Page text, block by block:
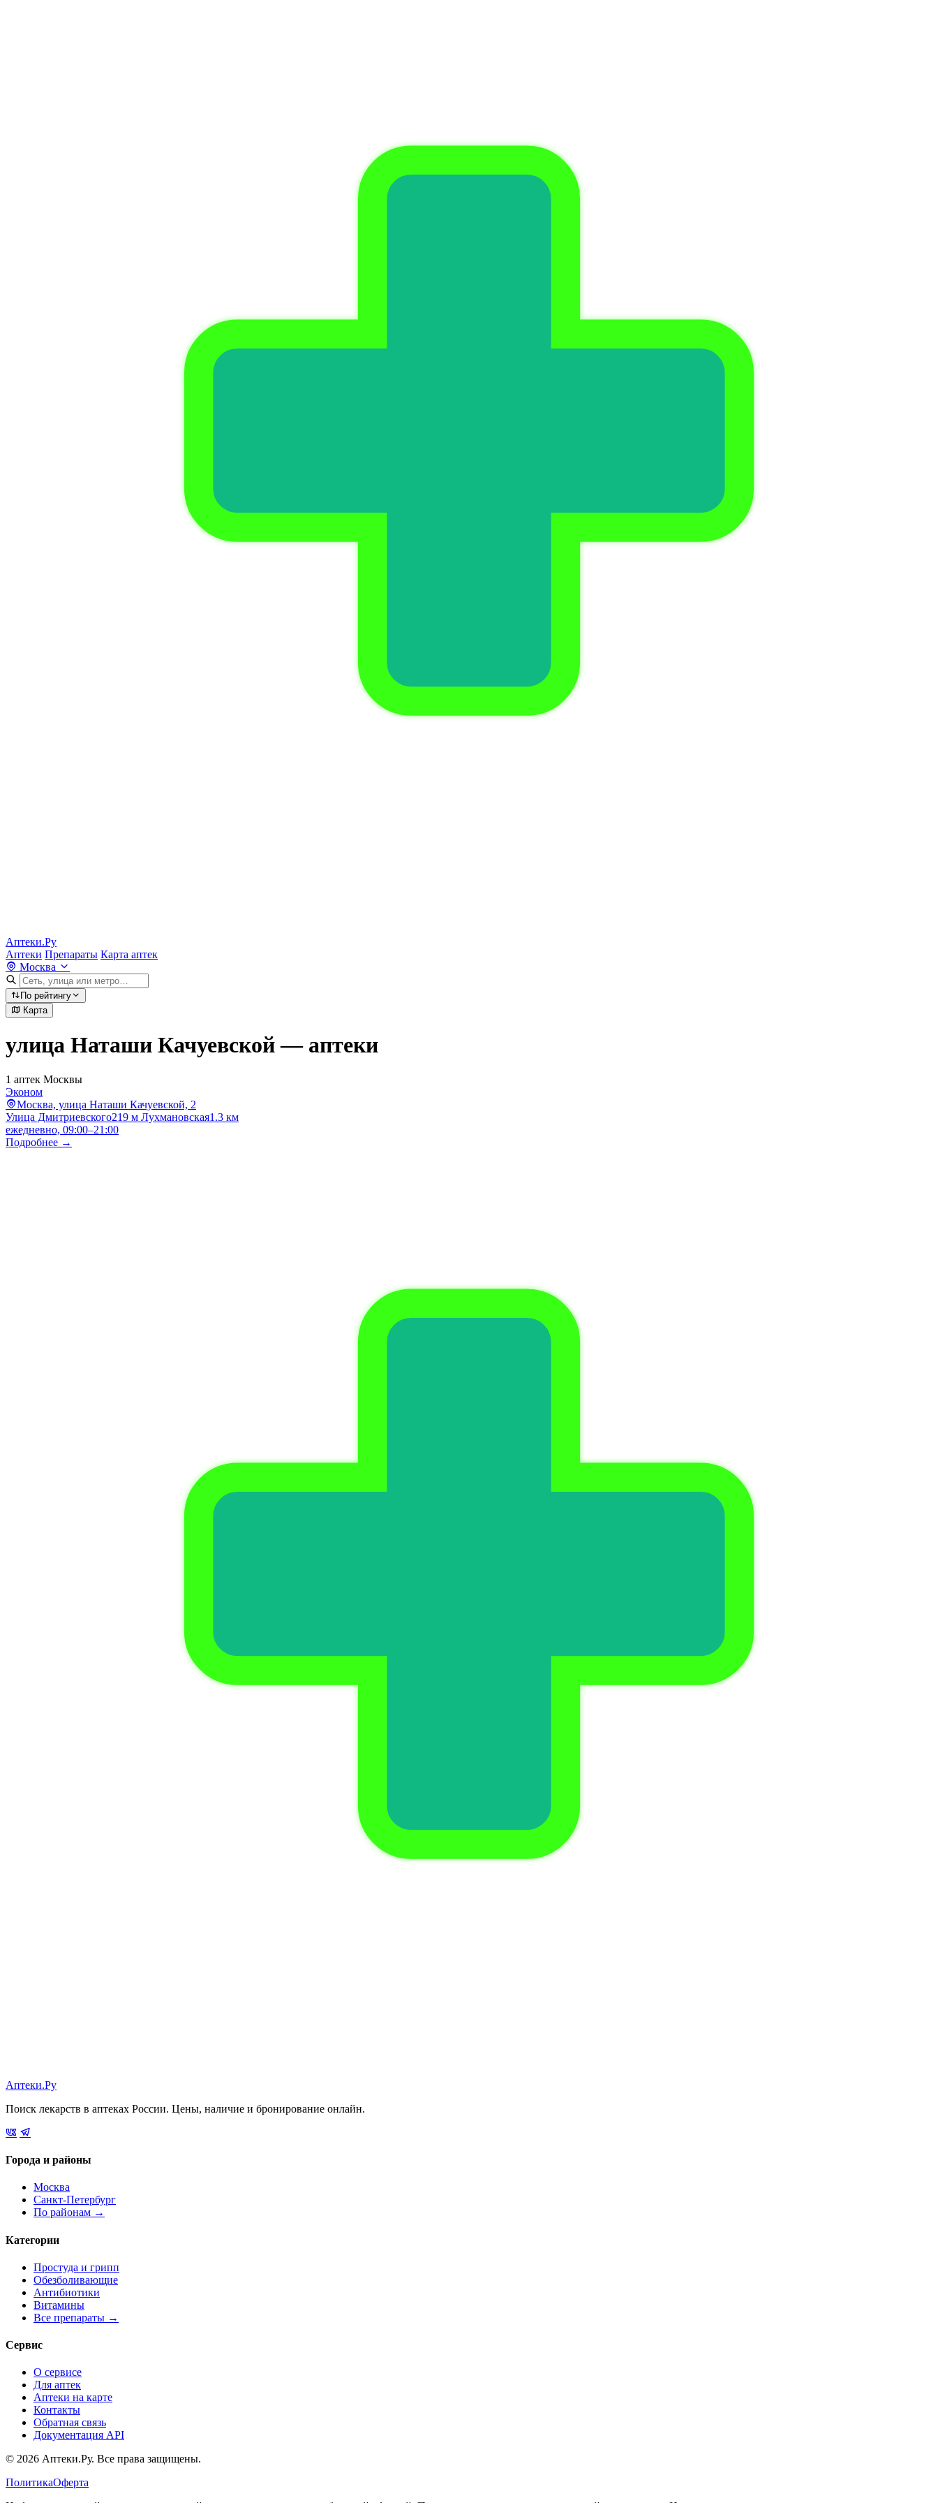
Аптеки.Ру
Аптеки Препараты Карта аптек
Москва
По рейтингу
Карта
улица Наташи Качуевской — аптеки
1 аптек Москвы
Эконом
Москва, улица Наташи Качуевской, 2
Улица Дмитриевского219 м Лухмановская1.3 км
ежедневно, 09:00–21:00
Подробнее →
Аптеки.Ру
Поиск лекарств в аптеках России. Цены, наличие и бронирование онлайн.
Города и районы
Москва
Санкт-Петербург
По районам →
Категории
Простуда и грипп
Обезболивающие
Антибиотики
Витамины
Все препараты →
Сервис
О сервисе
Для аптек
Аптеки на карте
Контакты
Обратная связь
Документация API
© 2026 Аптеки.Ру. Все права защищены.
ПолитикаОферта